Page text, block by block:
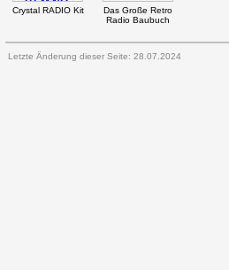
Crystal RADIO Kit
Das Große Retro
Radio Baubuch
Letzte Änderung dieser Seite: 28.07.2024